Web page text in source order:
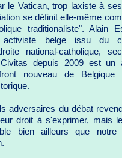
le Vatican, trop laxiste à
se définit elle-même
traditionaliste". Alain
belge issu du
national-catholique,
depuis 2009 est un
nouveau de
adversaires du débat
droit à s'exprimer, mais
bien ailleurs que notre